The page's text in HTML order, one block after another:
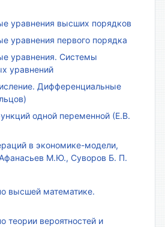
уравнения высших порядков
уравнения первого порядка
уравнения. Системы
уравнений
Дифференциальные
одной переменной (Е.В.
в экономике-модели,
М.Ю., Суворов Б. П.
высшей математике.
теории вероятностей и